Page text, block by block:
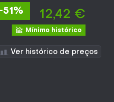
51% 12,42 €
Mínimo histórico
Ver histórico de preços